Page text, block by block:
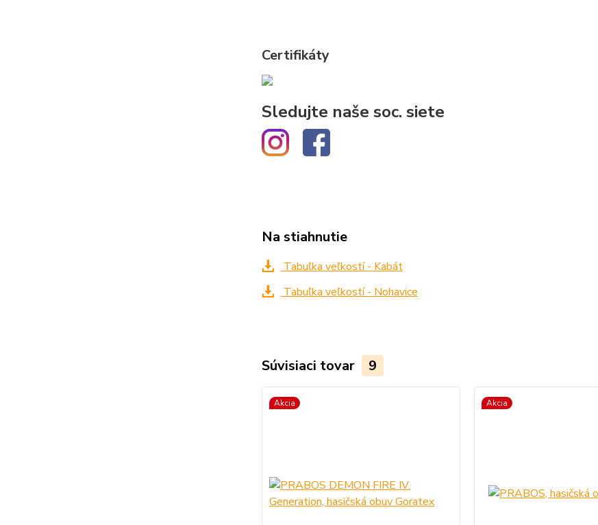
Certifikáty
Sledujte naše soc. siete
Na stiahnutie
Tabuľka veľkostí - Kabát
Tabuľka veľkostí - Nohavice
Súvisiaci tovar 9
Akcia Akcia